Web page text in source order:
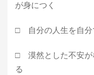
が身につく
□ 自分の人生を自分
□ 漠然とした不安が
る